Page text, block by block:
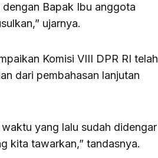
Bapak Ibu anggota
ujarnya.
Komisi VIII DPR RI telah
dari pembahasan lanjutan
yang lalu sudah didengar
kita tawarkan,” tandasnya.